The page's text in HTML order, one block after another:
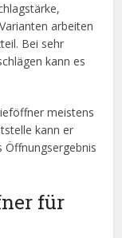
arbeiten
Bei sehr
kann es
meistens
kann er
Öffnungsergebnis
für